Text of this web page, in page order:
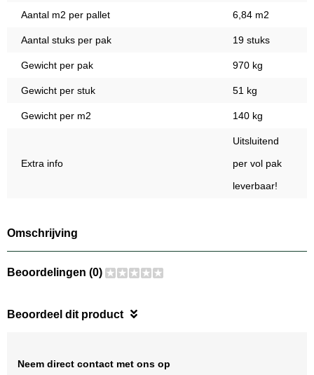
Aantal m2 per pallet 6,84 m2
Aantal stuks per pak 19 stuks
Gewicht per pak 970 kg
Gewicht per stuk 51 kg
Gewicht per m2 140 kg
Extra info
Uitsluitend
per vol pak
leverbaar!
Omschrijving
Beoordelingen (0)
Beoordeel dit product
Neem direct contact met ons op